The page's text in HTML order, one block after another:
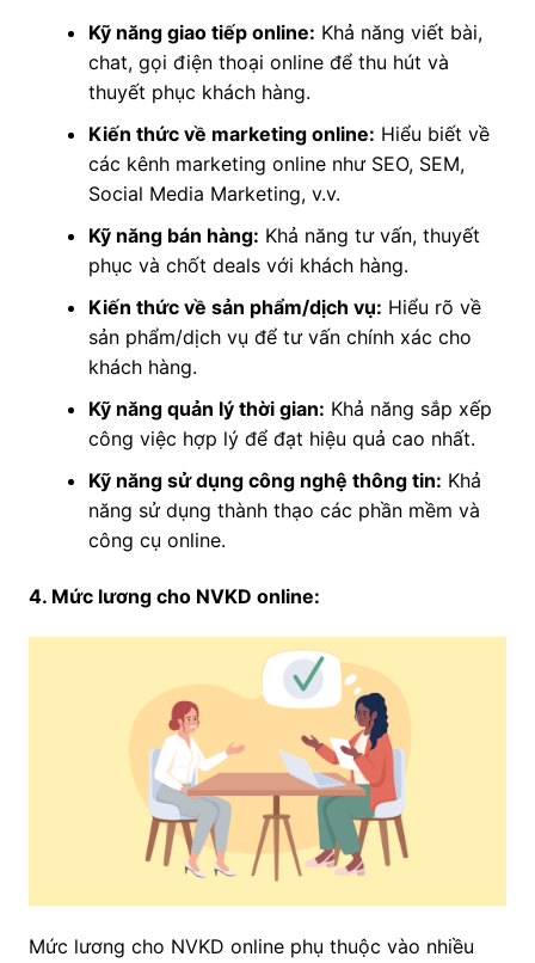
Kỹ năng giao tiếp online: Khả năng viết bài,
chat, gọi điện thoại online để thu hút và
thuyết phục khách hàng.
Kiến thức về marketing online: Hiểu biết về
các kênh marketing online như SEO, SEM,
Social Media Marketing, v.v.
Kỹ năng bán hàng: Khả năng tư vấn, thuyết
phục và chốt deals với khách hàng.
Kiến thức về sản phẩm/dịch vụ: Hiểu rõ về
sản phẩm/dịch vụ để tư vấn chính xác cho
khách hàng.
Kỹ năng quản lý thời gian: Khả năng sắp xếp
công việc hợp lý để đạt hiệu quả cao nhất.
Kỹ năng sử dụng công nghệ thông tin: Khả
năng sử dụng thành thạo các phần mềm và
công cụ online.
4. Mức lương cho NVKD online:
Mức lương cho NVKD online phụ thuộc vào nhiều